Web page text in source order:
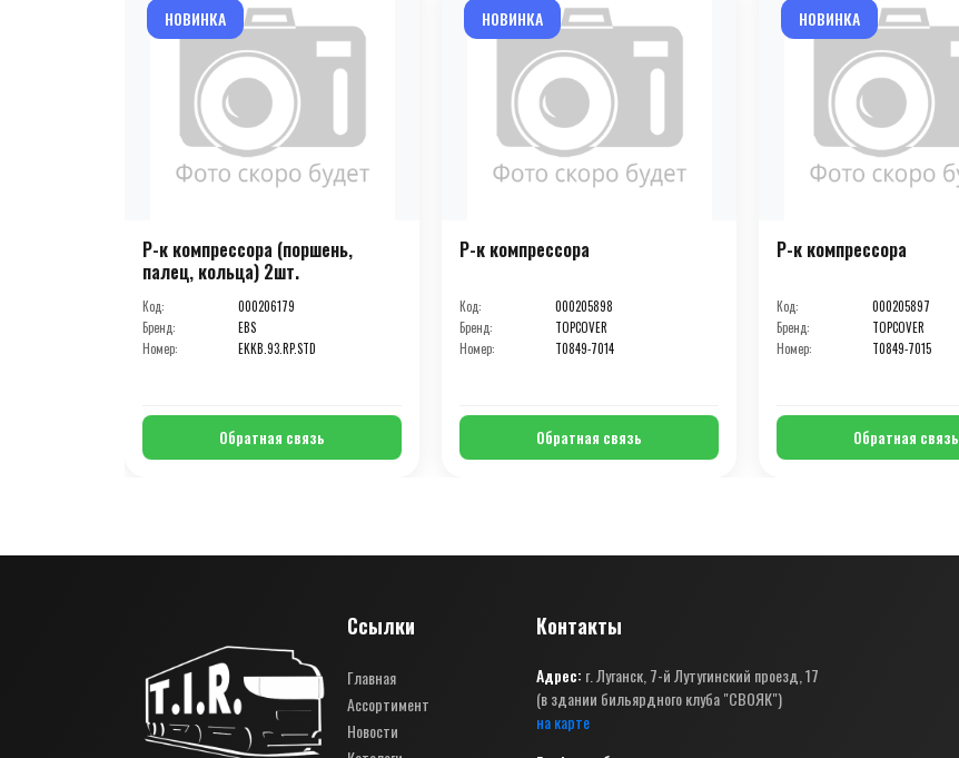
НОВИНКА
Р-к компрессора (поршень,
палец, кольца) 2шт.
Код:
000206179
Бренд:
EBS
Номер:
EKKB.93.RP.STD
Обратная связь
НОВИНКА
Р-к компрессора
Код:
000205898
Бренд:
TOPCOVER
Номер:
T0849-7014
Обратная связь
НОВИНКА
Р-к компрессора
Код:
000205897
Бренд:
TOPCOVER
Номер:
T0849-7015
Обратная связь
Ссылки
Главная
Ассортимент
Новости
Контакты
Адрес: г. Луганск, 7-й Лутугинский проезд, 17
(в здании бильярдного клуба "СВОЯК")
на карте